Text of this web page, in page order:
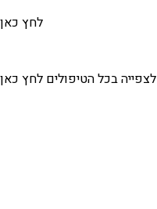
לחץ כאן
לצפייה בכל הטיפולים לחץ כאן